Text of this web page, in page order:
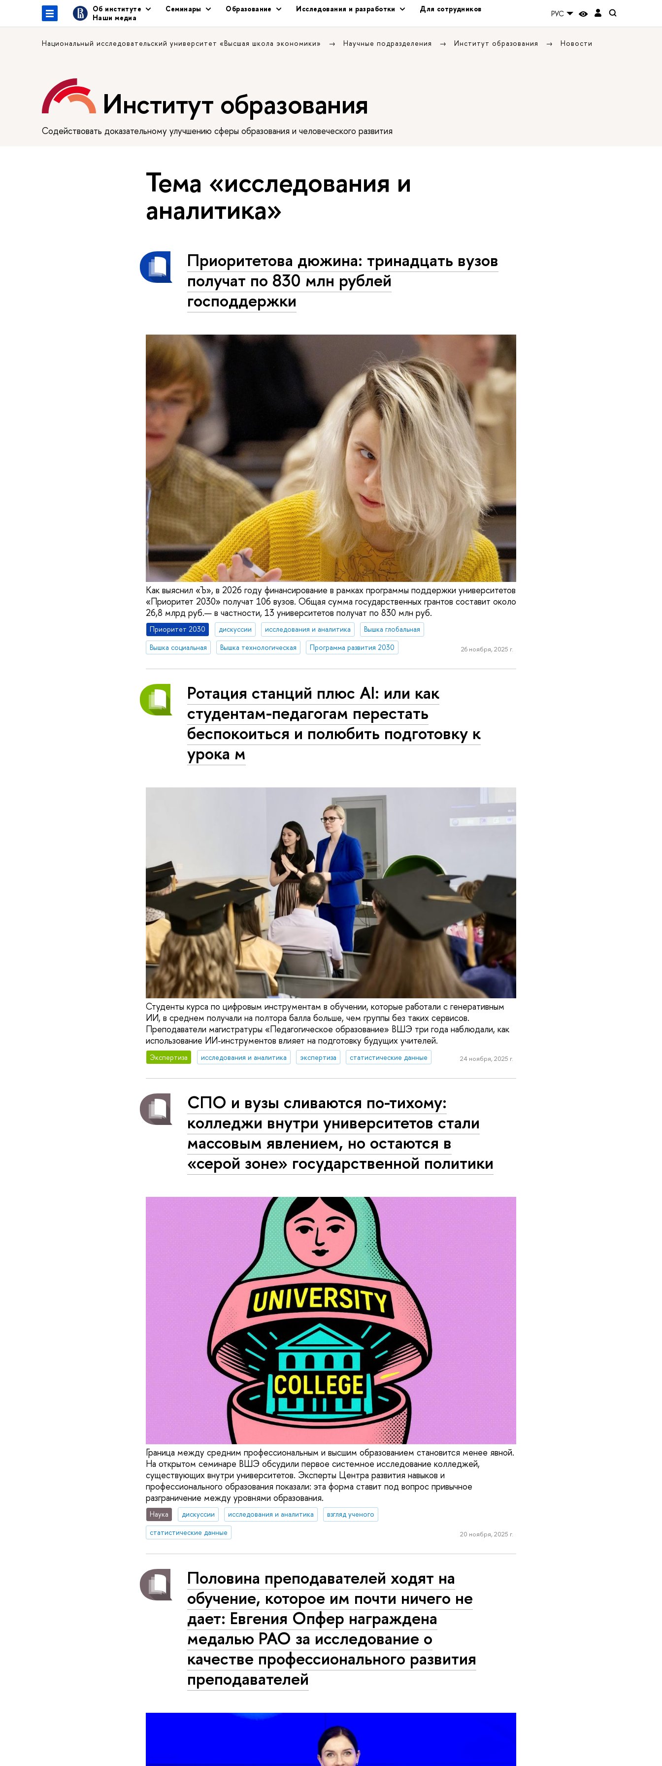
Об институте Семинары Образование Исследования и разработки
Для сотрудников
Наши медиа
РУС
Национальный исследовательский университет «Высшая школа экономики» Научные подразделения Институт образования Новости
Институт образования
Содействовать доказательному улучшению сферы образования и человеческого развития
Тема «исследования и
аналитика»
Приоритетова дюжина: тринадцать вузов
получат по 830 млн рублей
господдержки
Как выяснил «Ъ», в 2026 году финансирование в рамках программы поддержки университетов
«Приоритет 2030» получат 106 вузов. Общая сумма государственных грантов составит около
26,8 млрд руб.— в частности, 13 университетов получат по 830 млн руб.
Приоритет 2030 дискуссии исследования и аналитика
Вышка глобальная
Вышка социальная
Вышка технологическая Программа развития 2030 26 ноября, 2025 г.
Ротация станций плюс AI: или как
студентам-педагогам перестать
беспокоиться и полюбить подготовку к
урока м
Студенты курса по цифровым инструментам в обучении, которые работали с генеративным
ИИ, в среднем получали на полтора балла больше, чем группы без таких сервисов.
Преподаватели магистратуры «Педагогическое образование» ВШЭ три года наблюдали, как
использование ИИ-инструментов влияет на подготовку будущих учителей.
Экспертиза исследования и аналитика экспертиза статистические данные 24 ноября, 2025 г.
СПО и вузы сливаются по-тихому:
колледжи внутри университетов стали
массовым явлением, но остаются в
«серой зоне» государственной политики
Граница между средним профессиональным и высшим образованием становится менее явной.
На открытом семинаре ВШЭ обсудили первое системное исследование колледжей,
существующих внутри университетов. Эксперты Центра развития навыков и
профессионального образования показали: эта форма ставит под вопрос привычное
разграничение между уровнями образования.
Наука дискуссии исследования и аналитика
взгляд ученого
статистические данные
20 ноября, 2025 г.
Половина преподавателей ходят на
обучение, которое им почти ничего не
дает: Евгения Опфер награждена
медалью РАО за исследование о
качестве профессионального развития
преподавателей